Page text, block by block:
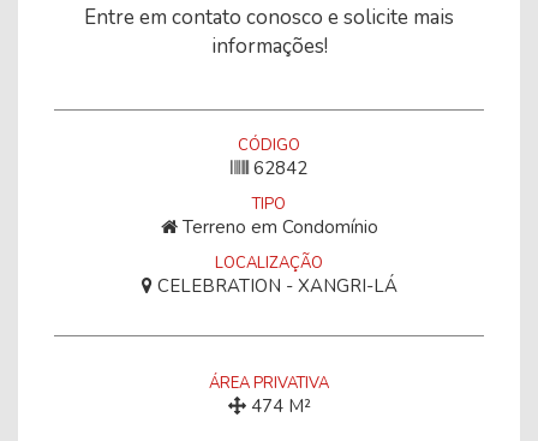
Entre em contato conosco e solicite mais
informações!
CÓDIGO
62842
TIPO
Terreno em Condomínio
LOCALIZAÇÃO
CELEBRATION - XANGRI-LÁ
ÁREA PRIVATIVA
474 M²